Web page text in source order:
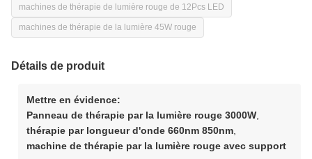
machines de thérapie de lumière rouge de 12Pcs LED
machines de thérapie de la lumière 45W rouge
Détails de produit
Mettre en évidence:
Panneau de thérapie par la lumière rouge 3000W
thérapie par longueur d'onde 660nm 850nm
machine de thérapie par la lumière rouge avec support